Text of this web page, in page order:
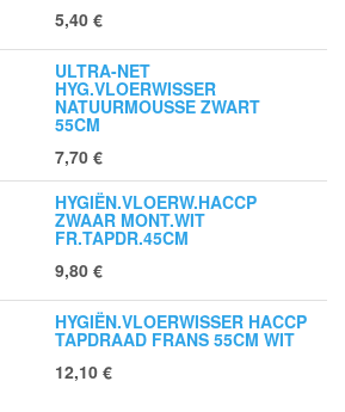
5,40 €
ULTRA-NET
HYG.VLOERWISSER
NATUURMOUSSE ZWART
55CM
7,70 €
HYGIËN.VLOERW.HACCP
ZWAAR MONT.WIT
FR.TAPDR.45CM
9,80 €
HYGIËN.VLOERWISSER HACCP
TAPDRAAD FRANS 55CM WIT
12,10 €